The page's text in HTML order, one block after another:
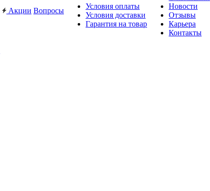
Акции Вопросы
Условия оплаты
Условия доставки
Гарантия на товар
Новости
Отзывы
Карьера
Контакты